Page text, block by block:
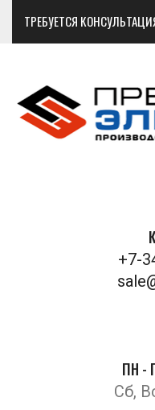
ТРЕБУЕТСЯ
+7-
ПН -
Сб,